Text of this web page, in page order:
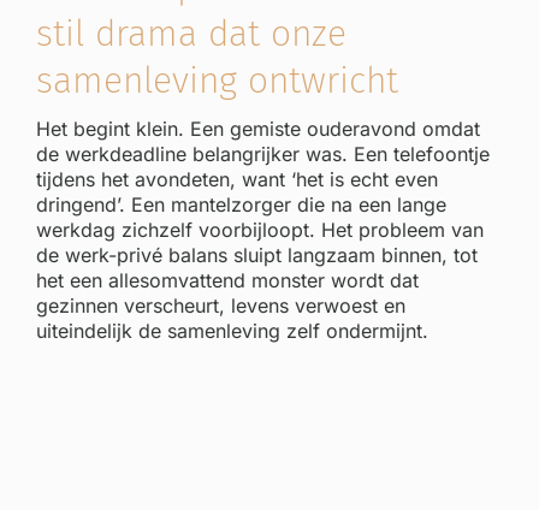
stil drama dat onze
samenleving ontwricht
Het begint klein. Een gemiste ouderavond omdat
de werkdeadline belangrijker was. Een telefoontje
tijdens het avondeten, want ‘het is echt even
dringend’. Een mantelzorger die na een lange
werkdag zichzelf voorbijloopt. Het probleem van
de werk-privé balans sluipt langzaam binnen, tot
het een allesomvattend monster wordt dat
gezinnen verscheurt, levens verwoest en
uiteindelijk de samenleving zelf ondermijnt.